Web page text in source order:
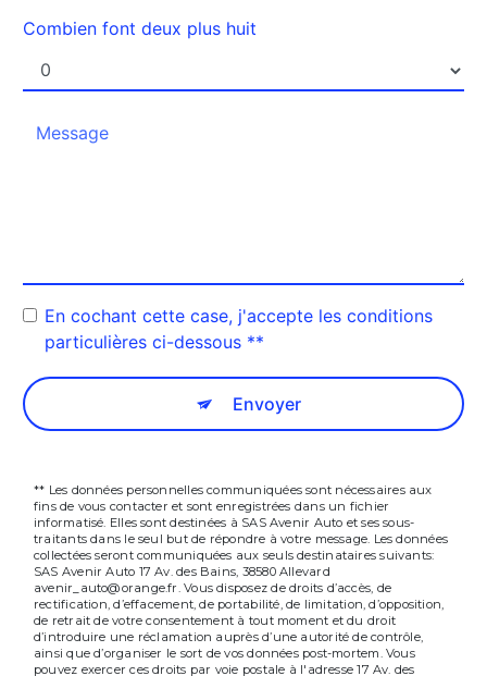
Combien font deux plus huit
En cochant cette case, j'accepte les conditions
particulières ci-dessous **
Envoyer
** Les données personnelles communiquées sont nécessaires aux
fins de vous contacter et sont enregistrées dans un fichier
informatisé. Elles sont destinées à SAS Avenir Auto et ses sous-
traitants dans le seul but de répondre à votre message. Les données
collectées seront communiquées aux seuls destinataires suivants:
SAS Avenir Auto 17 Av. des Bains, 38580 Allevard
avenir_auto@orange.fr. Vous disposez de droits d’accès, de
rectification, d’effacement, de portabilité, de limitation, d’opposition,
de retrait de votre consentement à tout moment et du droit
d’introduire une réclamation auprès d’une autorité de contrôle,
ainsi que d’organiser le sort de vos données post-mortem. Vous
pouvez exercer ces droits par voie postale à l'adresse 17 Av. des